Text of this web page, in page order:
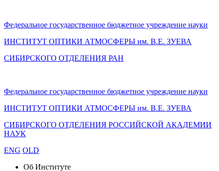
Федеральное государственное бюджетное учреждение науки
ИНСТИТУТ ОПТИКИ АТМОСФЕРЫ им. В.Е. ЗУЕВА
СИБИРСКОГО ОТДЕЛЕНИЯ РАН
Федеральное государственное бюджетное учреждение науки
ИНСТИТУТ ОПТИКИ АТМОСФЕРЫ им. В.Е. ЗУЕВА
СИБИРСКОГО ОТДЕЛЕНИЯ РОССИЙСКОЙ АКАДЕМИИ
НАУК
ENG OLD
Об Институте